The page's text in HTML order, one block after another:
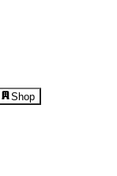
Shop